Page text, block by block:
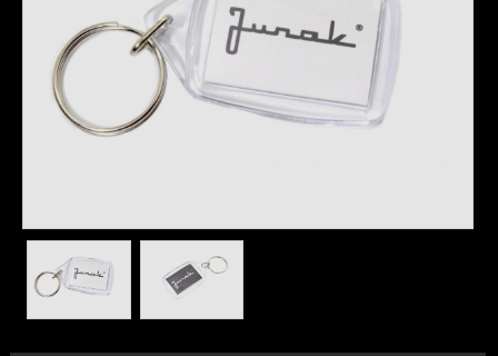
ROBBANÓMOTOROS KERÉKPÁR ALKATRÉSZEK
SIMSON ALKATRÉSZEK
AKKUMULÁTOR (ROBOGÓ, MOPED, QUAD)
BERÚGÓ ALKATRÉSZEK (ROBOGÓ, MOPED, QUAD)
ELEKTROMOS ALKATRÉSZEK